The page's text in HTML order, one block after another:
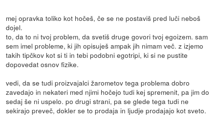
mej opravka toliko kot hočeš, če se ne postaviš pred luči neboš
dojel.
to, da to ni tvoj problem, da svetiš druge govori tvoj egoizem. sam
sem imel probleme, ki jih opisuješ ampak jih nimam več. z izjemo
takih tipčkov kot si ti in tebi podobni egotripi, ki si ne pustite
dopovedat osnov fizike.
vedi, da se tudi proizvajalci žarometov tega problema dobro
zavedajo in nekateri med njimi hočejo tudi kej spremenit, pa jim do
sedaj še ni uspelo. po drugi strani, pa se glede tega tudi ne
sekirajo preveč, dokler se to prodaja in ljudje prodajajo kot sveto.